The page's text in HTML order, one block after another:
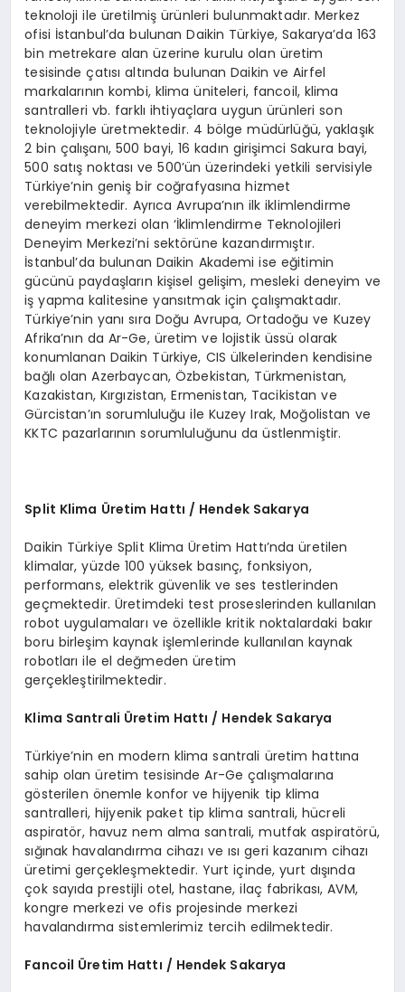
teknoloji ile üretilmiş ürünleri bulunmaktadır. Merkez
ofisi İstanbul’da bulunan Daikin Türkiye, Sakarya’da 163
bin metrekare alan üzerine kurulu olan üretim
tesisinde çatısı altında bulunan Daikin ve Airfel
markalarının kombi, klima üniteleri, fancoil, klima
santralleri vb. farklı ihtiyaçlara uygun ürünleri son
teknolojiyle üretmektedir. 4 bölge müdürlüğü, yaklaşık
2 bin çalışanı, 500 bayi, 16 kadın girişimci Sakura bayi,
500 satış noktası ve 500’ün üzerindeki yetkili servisiyle
Türkiye’nin geniş bir coğrafyasına hizmet
verebilmektedir. Ayrıca Avrupa’nın ilk iklimlendirme
deneyim merkezi olan ‘İklimlendirme Teknolojileri
Deneyim Merkezi’ni sektörüne kazandırmıştır.
İstanbul’da bulunan Daikin Akademi ise eğitimin
gücünü paydaşların kişisel gelişim, mesleki deneyim ve
iş yapma kalitesine yansıtmak için çalışmaktadır.
Türkiye’nin yanı sıra Doğu Avrupa, Ortadoğu ve Kuzey
Afrika’nın da Ar-Ge, üretim ve lojistik üssü olarak
konumlanan Daikin Türkiye, CIS ülkelerinden kendisine
bağlı olan Azerbaycan, Özbekistan, Türkmenistan,
Kazakistan, Kırgızistan, Ermenistan, Tacikistan ve
Gürcistan’ın sorumluluğu ile Kuzey Irak, Moğolistan ve
KKTC pazarlarının sorumluluğunu da üstlenmiştir.
Split Klima Üretim Hattı / Hendek Sakarya
Daikin Türkiye Split Klima Üretim Hattı’nda üretilen
klimalar, yüzde 100 yüksek basınç, fonksiyon,
performans, elektrik güvenlik ve ses testlerinden
geçmektedir. Üretimdeki test proseslerinden kullanılan
robot uygulamaları ve özellikle kritik noktalardaki bakır
boru birleşim kaynak işlemlerinde kullanılan kaynak
robotları ile el değmeden üretim
gerçekleştirilmektedir.
Klima Santrali Üretim Hattı / Hendek Sakarya
Türkiye’nin en modern klima santrali üretim hattına
sahip olan üretim tesisinde Ar-Ge çalışmalarına
gösterilen önemle konfor ve hijyenik tip klima
santralleri, hijyenik paket tip klima santrali, hücreli
aspiratör, havuz nem alma santrali, mutfak aspiratörü,
sığınak havalandırma cihazı ve ısı geri kazanım cihazı
üretimi gerçekleşmektedir. Yurt içinde, yurt dışında
çok sayıda prestijli otel, hastane, ilaç fabrikası, AVM,
kongre merkezi ve ofis projesinde merkezi
havalandırma sistemlerimiz tercih edilmektedir.
Fancoil Üretim Hattı / Hendek Sakarya